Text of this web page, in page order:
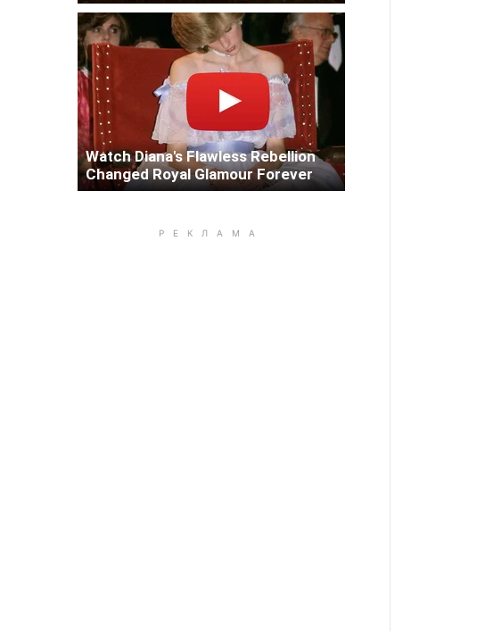
Watch Diana's Flawless Rebellion
Changed Royal Glamour Forever